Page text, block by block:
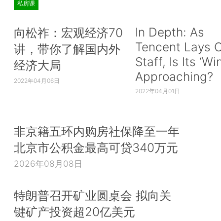
私房课
向松祚：宏观经济70
讲，带你了解国内外
经济大局
2022年04月06日
In Depth: As
Tencent Lays
Staff, Is Its
Approaching?
2022年04月01日
非京籍五环内购房社保降至一年
北京市公积金最高可贷340万元
2026年08月08日
特朗普召开矿业圆桌会 拟向关
键矿产投资超20亿美元